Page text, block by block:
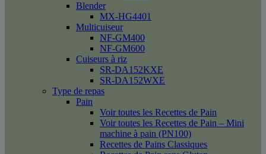
Blender
MX-HG4401
Multicuiseur
NF-GM400
NF-GM600
Cuiseurs à riz
SR-DA152KXE
SR-DA152WXE
Type de repas
Pain
Voir toutes les Recettes de Pain
Voir toutes les Recettes de Pain – Mini
machine à pain (PN100)
Recettes de Pains Classiques